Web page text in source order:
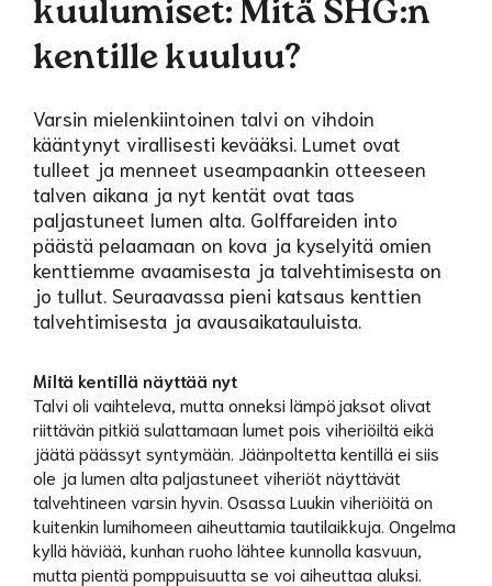
kuulumiset: Mitä SHG:n
kentille kuuluu?
Varsin mielenkiintoinen talvi on vihdoin
kääntynyt virallisesti kevääksi. Lumet ovat
tulleet ja menneet useampaankin otteeseen
talven aikana ja nyt kentät ovat taas
paljastuneet lumen alta. Golffareiden into
päästä pelaamaan on kova ja kyselyitä omien
kenttiemme avaamisesta ja talvehtimisesta on
jo tullut. Seuraavassa pieni katsaus kenttien
talvehtimisesta ja avausaikatauluista.
Miltä kentillä näyttää nyt
Talvi oli vaihteleva, mutta onneksi lämpöjaksot olivat
riittävän pitkiä sulattamaan lumet pois viheriöiltä eikä
jäätä päässyt syntymään. Jäänpoltetta kentillä ei siis
ole ja lumen alta paljastuneet viheriöt näyttävät
talvehtineen varsin hyvin. Osassa Luukin viheriöitä on
kuitenkin lumihomeen aiheuttamia tautilaikkuja. Ongelma
kyllä häviää, kunhan ruoho lähtee kunnolla kasvuun,
mutta pientä pomppuisuutta se voi aiheuttaa aluksi.